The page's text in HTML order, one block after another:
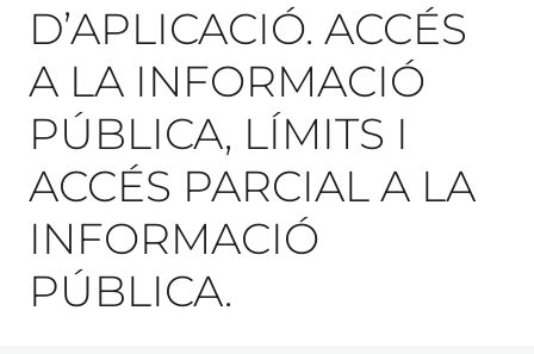
D’APLICACIÓ. ACCÉS
A LA INFORMACIÓ
PÚBLICA, LÍMITS I
ACCÉS PARCIAL A LA
INFORMACIÓ
PÚBLICA.